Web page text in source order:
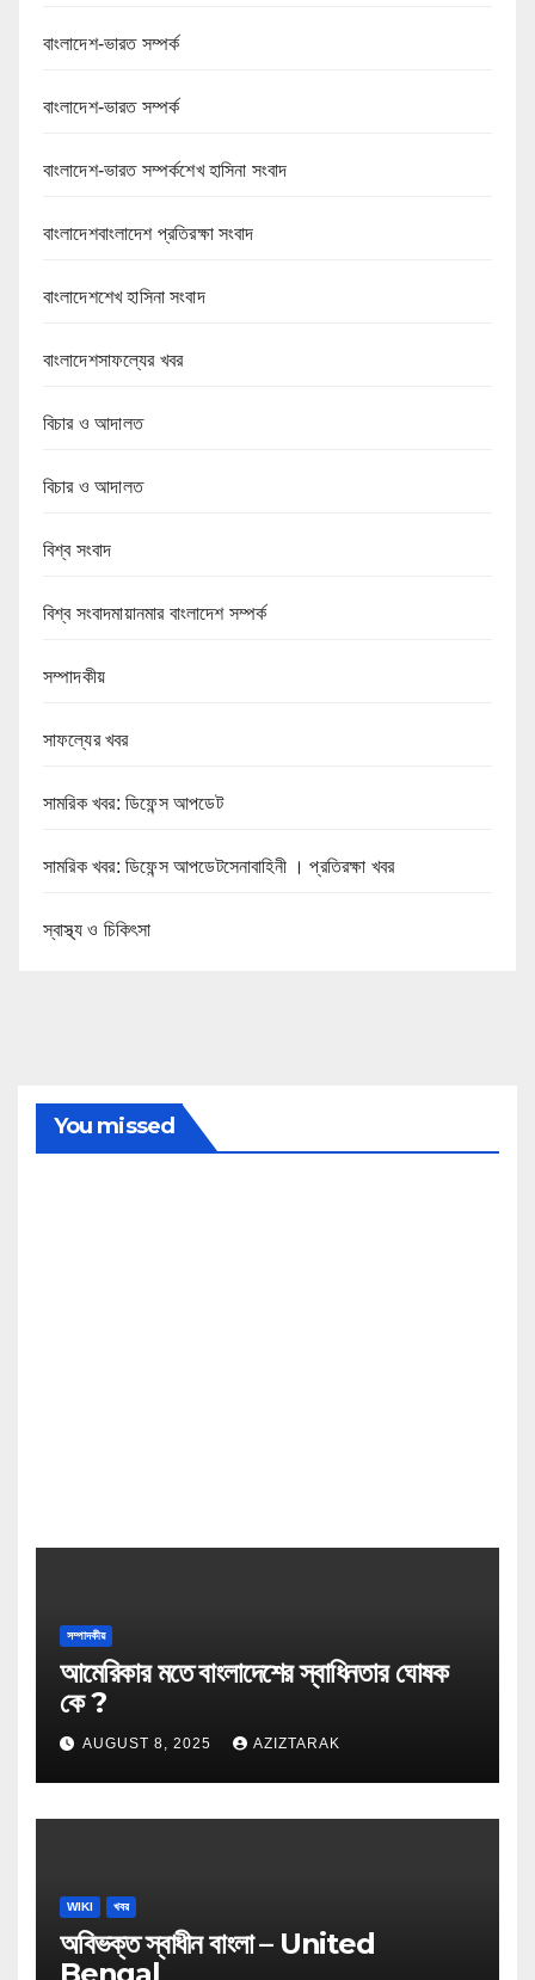
বাংলাদেশ-ভারত সম্পর্ক
বাংলাদেশ-ভারত সম্পর্ক
বাংলাদেশ-ভারত সম্পর্কশেখ হাসিনা সংবাদ
বাংলাদেশবাংলাদেশ প্রতিরক্ষা সংবাদ
বাংলাদেশশেখ হাসিনা সংবাদ
বাংলাদেশসাফল্যের খবর
বিচার ও আদালত
বিচার ও আদালত
বিশ্ব সংবাদ
বিশ্ব সংবাদমায়ানমার বাংলাদেশ সম্পর্ক
সম্পাদকীয়
সাফল্যের খবর
সামরিক খবর: ডিফেন্স আপডেট
সামরিক খবর: ডিফেন্স আপডেটসেনাবাহিনী । প্রতিরক্ষা খবর
স্বাস্থ্য ও চিকিৎসা
You missed
সম্পাদকীয়
আমেরিকার মতে বাংলাদেশের স্বাধিনতার ঘোষক
কে ?
AUGUST 8, 2025 AZIZTARAK
WIKI খবর
অবিভক্ত স্বাধীন বাংলা – United